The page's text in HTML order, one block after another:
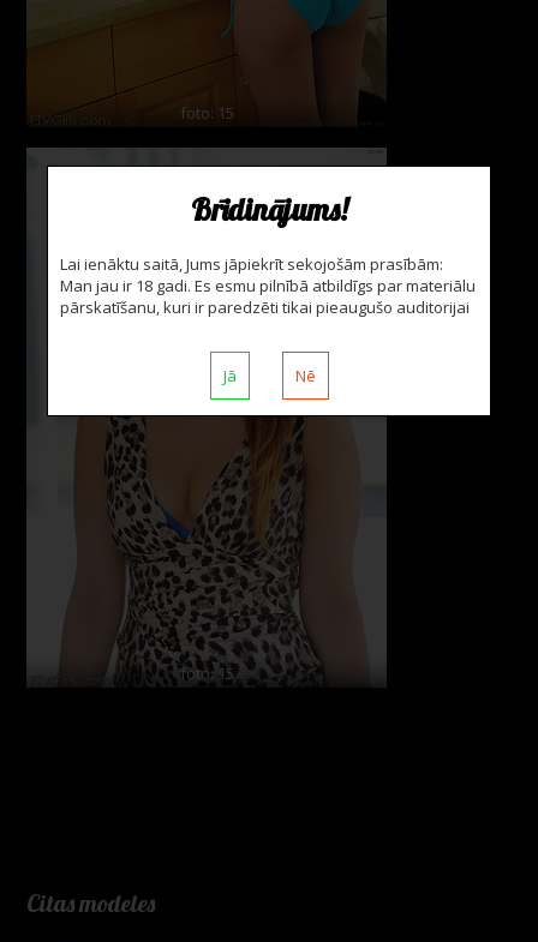
Brīdinājums!
Lai ienāktu saitā, Jums jāpiekrīt sekojošām prasībām:
Man jau ir 18 gadi. Es esmu pilnībā atbildīgs par materiālu
pārskatīšanu, kuri ir paredzēti tikai pieaugušo auditorijai
Jā Nē
foto: 15
foto: 15
Citas modeles